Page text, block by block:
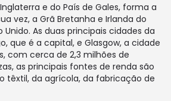
e do País de Gales, forma a
vez, a Grã Bretanha e Irlanda do
As duas principais cidades da
que é a capital, e Glasgow, a cidade
com cerca de 2,3 milhões de
as principais fontes de renda são
têxtil, da agrícola, da fabricação de